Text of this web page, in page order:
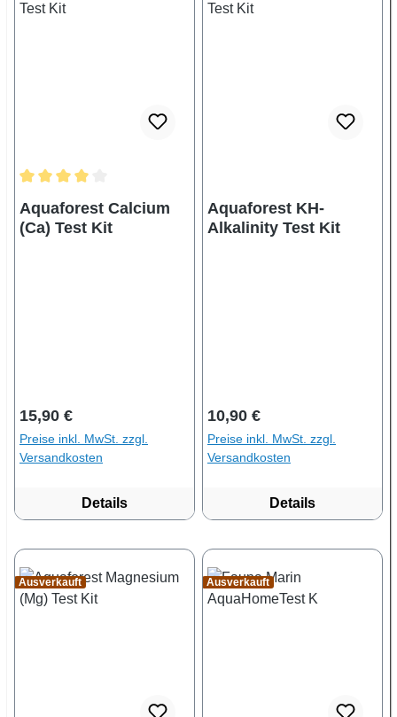
Aquaforest Calcium
(Ca) Test Kit
Regulärer Preis:
15,90 €
Preise inkl. MwSt. zzgl.
Versandkosten
Details
Aquaforest KH-
Alkalinity Test Kit
Regulärer Preis:
10,90 €
Preise inkl. MwSt. zzgl.
Versandkosten
Details
Ausverkauft Ausverkauft